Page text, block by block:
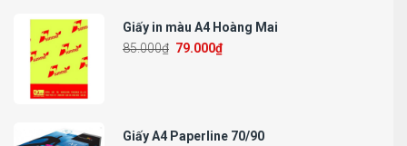
Giấy in màu A4 Hoàng Mai
85.000₫ 79.000₫
Giấy A4 Paperline 70/90